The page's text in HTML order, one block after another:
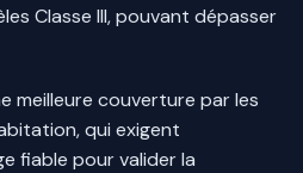
Classe III, pouvant dépasser
meilleure couverture par les
qui exigent
fiable pour valider la